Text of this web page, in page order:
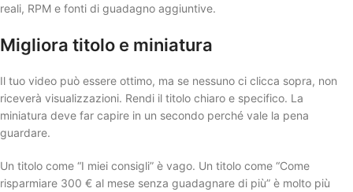
reali, RPM e fonti di guadagno aggiuntive.
Migliora titolo e miniatura
Il tuo video può essere ottimo, ma se nessuno ci clicca sopra, non
riceverà visualizzazioni. Rendi il titolo chiaro e specifico. La
miniatura deve far capire in un secondo perché vale la pena
guardare.
Un titolo come “I miei consigli” è vago. Un titolo come “Come
risparmiare 300 € al mese senza guadagnare di più” è molto più